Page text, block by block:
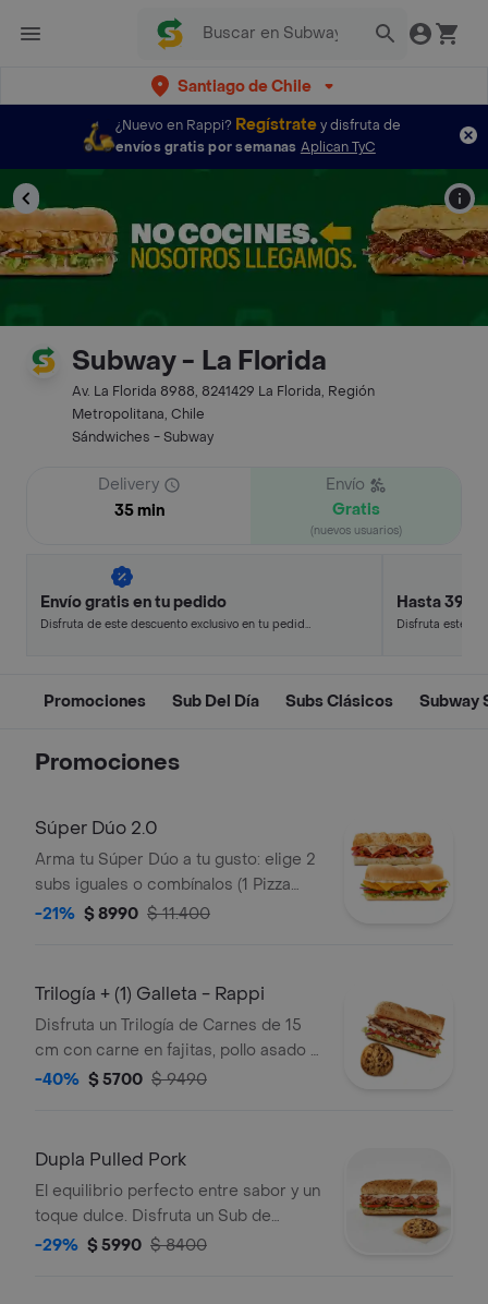
Santiago de Chile
¿Nuevo en Rappi? Regístratey disfruta de
envíos gratis por semanas Aplican TyC
Subway - La Florida
Av. La Florida 8988, 8241429 La Florida, Región
Metropolitana, Chile
Sándwiches - Subway
Delivery
35 min
Envío
Gratis
(nuevos usuarios)
Envío gratis en tu pedido
Disfruta de este descuento exclusivo en tu pedido
Hasta 39%
Disfruta este
Promociones Sub Del Día Subs Clásicos Subway
Promociones
Súper Dúo 2.0
Arma tu Súper Dúo a tu gusto: elige 2
subs iguales o combínalos (1 Pizza
Sub + 1 Sub de Pollo Apanado). La
-21% $ 8990 $ 11.400
Trilogía + (1) Galleta - Rappi
Disfruta un Trilogía de Carnes de 15
cm con carne en fajitas, pollo asado y
tocino, acompañado de una deliciosa
-40% $ 5700 $ 9490
Dupla Pulled Pork
El equilibrio perfecto entre sabor y un
toque dulce. Disfruta un Sub de
Cerdo Mechado de 15 cm
-29% $ 5990 $ 8400